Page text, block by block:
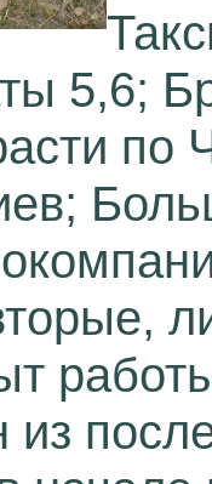
5,6;
по
из